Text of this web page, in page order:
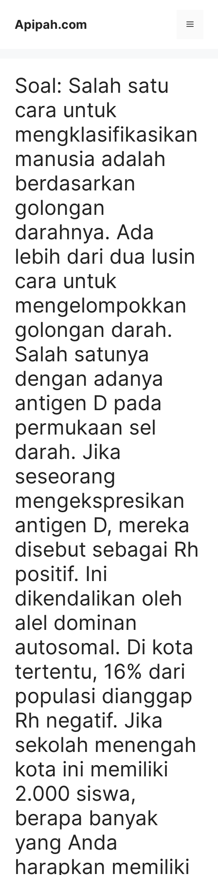
Apipah.com Menu
Soal: Salah satu
cara untuk
mengklasifikasikan
manusia adalah
berdasarkan
golongan
darahnya. Ada
lebih dari dua lusin
cara untuk
mengelompokkan
golongan darah.
Salah satunya
dengan adanya
antigen D pada
permukaan sel
darah. Jika
seseorang
mengekspresikan
antigen D, mereka
disebut sebagai Rh
positif. Ini
dikendalikan oleh
alel dominan
autosomal. Di kota
tertentu, 16% dari
populasi dianggap
Rh negatif. Jika
sekolah menengah
kota ini memiliki
2.000 siswa,
berapa banyak
yang Anda
harapkan memiliki